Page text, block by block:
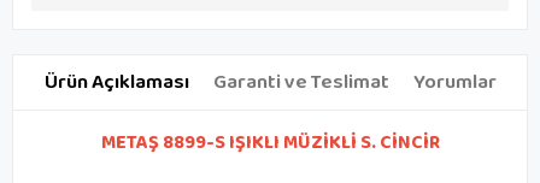
Ürün Açıklaması Garanti ve Teslimat Yorumlar
METAŞ 8899-S IŞIKLI MÜZİKLİ S. CİNCİR